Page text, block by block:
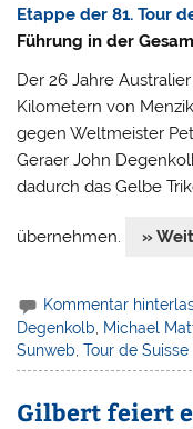
Etappe der 81. Tour
Führung in der
Der 26 Jahre
Kilometern von
gegen Weltmeister
Geraer John
dadurch das Gelbe
übernehmen. »
Kommentar
Degenkolb, Michael
Sunweb,Tour de Suisse
Gilbert feiert